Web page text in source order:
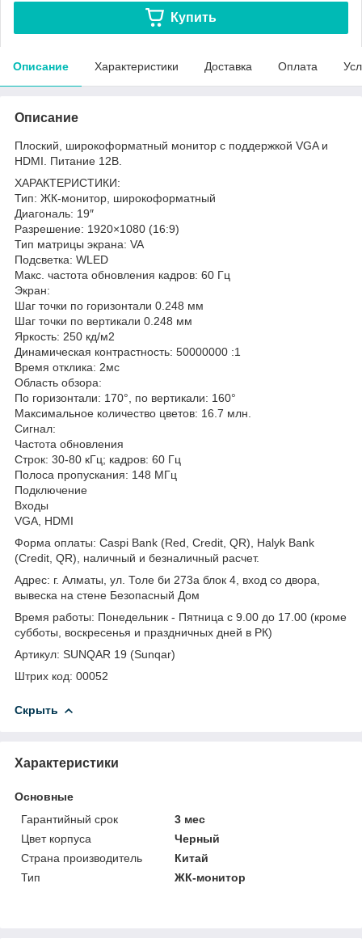
Купить
Описание Характеристики Доставка Оплата
Описание
Плоский, широкоформатный монитор с поддержкой VGA и
HDMI. Питание 12В.
ХАРАКТЕРИСТИКИ:
Тип: ЖК-монитор, широкоформатный
Диагональ: 19″
Разрешение: 1920×1080 (16:9)
Тип матрицы экрана: VA
Подсветка: WLED
Макс. частота обновления кадров: 60 Гц
Экран:
Шаг точки по горизонтали 0.248 мм
Шаг точки по вертикали 0.248 мм
Яркость: 250 кд/м2
Динамическая контрастность: 50000000 :1
Время отклика: 2мс
Область обзора:
По горизонтали: 170°, по вертикали: 160°
Максимальное количество цветов: 16.7 млн.
Сигнал:
Частота обновления
Строк: 30-80 кГц; кадров: 60 Гц
Полоса пропускания: 148 МГц
Подключение
Входы
VGA, HDMI
Форма оплаты: Caspi Bank (Red, Credit, QR), Halyk Bank
(Credit, QR), наличный и безналичный расчет.
Адрес: г. Алматы, ул. Толе би 273а блок 4, вход со двора,
вывеска на стене Безопасный Дом
Время работы: Понедельник - Пятница с 9.00 до 17.00 (кроме
субботы, воскресенья и праздничных дней в РК)
Артикул: SUNQAR 19 (Sunqar)
Штрих код: 00052
Скрыть
Характеристики
Основные
Гарантийный срок
3 мес
Цвет корпуса
Черный
Страна производитель
Китай
Тип
ЖК-монитор